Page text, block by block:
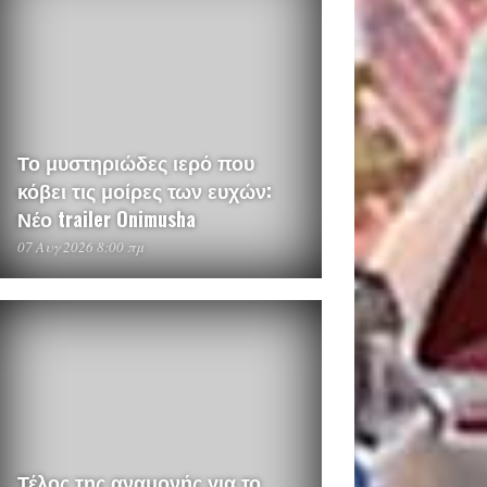
Το μυστηριώδες ιερό που
κόβει τις μοίρες των ευχών:
Νέο trailer Onimusha
07 Αυγ 2026 8:00 πμ